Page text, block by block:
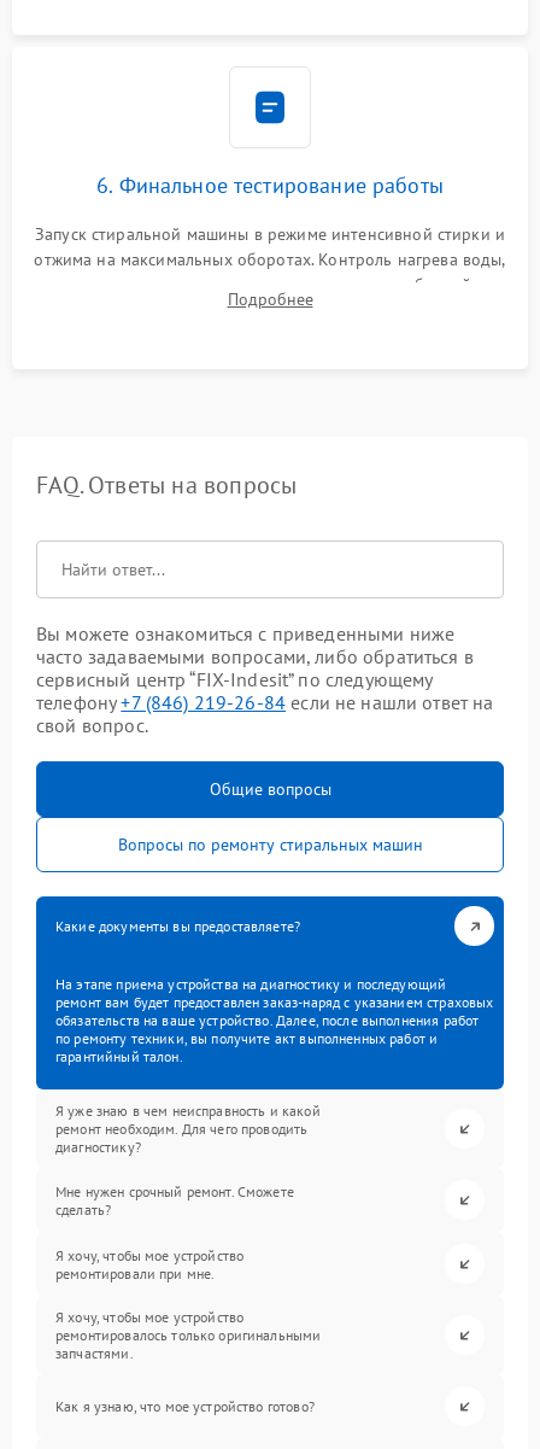
6. Финальное тестирование работы
Запуск стиральной машины в режиме интенсивной стирки и
отжима на максимальных оборотах. Контроль нагрева воды,
корректности слива, отсутствия излишних вибраций,
посторонних стуков и протечек под корпусом.
Подробнее
FAQ. Ответы на вопросы
Вы можете ознакомиться с приведенными ниже
часто задаваемыми вопросами, либо обратиться в
сервисный центр “FIX-Indesit” по следующему
телефону+7 (846) 219-26-84 если не нашли ответ на
свой вопрос.
Общие вопросы
Вопросы по ремонту стиральных машин
Какие документы вы предоставляете?
На этапе приема устройства на диагностику и последующий
ремонт вам будет предоставлен заказ-наряд с указанием страховых
обязательств на ваше устройство. Далее, после выполнения работ
по ремонту техники, вы получите акт выполненных работ и
гарантийный талон.
Я уже знаю в чем неисправность и какой
ремонт необходим. Для чего проводить
диагностику?
Мне нужен срочный ремонт. Сможете
сделать?
Я хочу, чтобы мое устройство
ремонтировали при мне.
Я хочу, чтобы мое устройство
ремонтировалось только оригинальными
запчастями.
Как я узнаю, что мое устройство готово?